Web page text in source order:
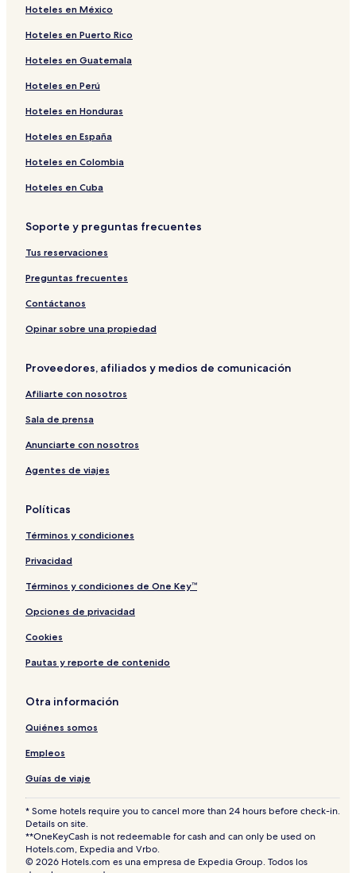
Hoteles en México
Hoteles en Puerto Rico
Hoteles en Guatemala
Hoteles en Perú
Hoteles en Honduras
Hoteles en España
Hoteles en Colombia
Hoteles en Cuba
Soporte y preguntas frecuentes
Tus reservaciones
Preguntas frecuentes
Contáctanos
Opinar sobre una propiedad
Proveedores, afiliados y medios de comunicación
Afiliarte con nosotros
Sala de prensa
Anunciarte con nosotros
Agentes de viajes
Políticas
Términos y condiciones
Privacidad
Términos y condiciones de One Key™
Opciones de privacidad
Cookies
Pautas y reporte de contenido
Otra información
Quiénes somos
Empleos
Guías de viaje
* Some hotels require you to cancel more than 24 hours before check-in.
Details on site.
**OneKeyCash is not redeemable for cash and can only be used on
Hotels.com, Expedia and Vrbo.
© 2026 Hotels.com es una empresa de Expedia Group. Todos los